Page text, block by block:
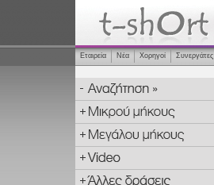
Εταιρεία Νέα Χορηγοί Συνεργάτες